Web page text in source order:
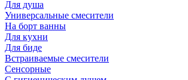
Для душа
Универсальные смесители
На борт ванны
Для кухни
Для биде
Встраиваемые смесители
Сенсорные